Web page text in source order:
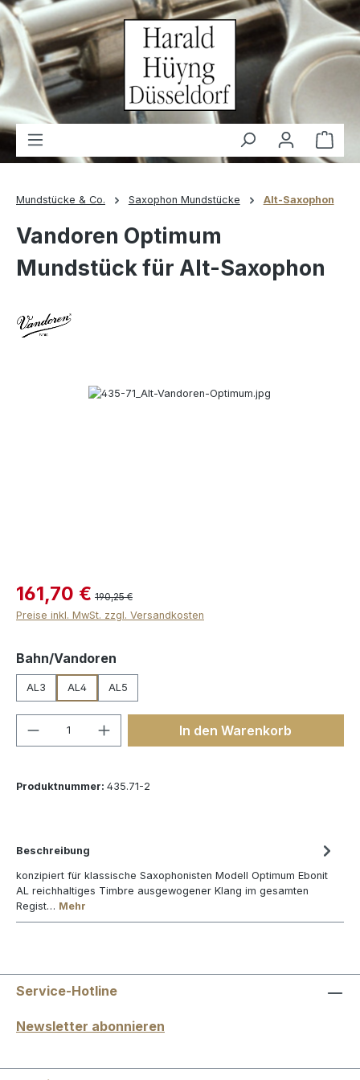
springen
Mundstücke & Co. Saxophon Mundstücke Alt-Saxophon
Vandoren Optimum
Mundstück für Alt-Saxophon
Bildergalerie überspringen
161,70 € 190,25 €
Preise inkl. MwSt. zzgl. Versandkosten
Bahn/Vandoren
AL3 AL4 AL5
Produkt Anzahl: Gib denIn den Warenkorb
Produktnummer: 435.71-2
Beschreibung
konzipiert für klassische Saxophonisten Modell Optimum Ebonit
AL reichhaltiges Timbre ausgewogener Klang im gesamten
Regist… Mehr
Service-Hotline
Newsletter abonnieren